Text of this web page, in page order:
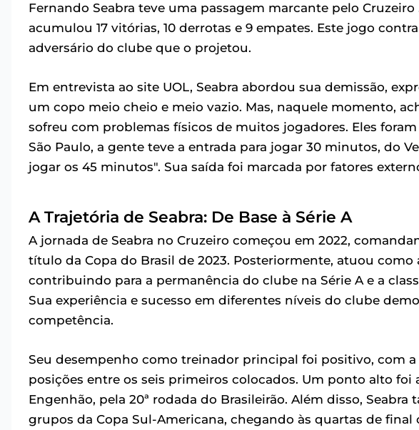
Fernando Seabra teve uma passagem marcante pelo
acumulou 17 vitórias, 10 derrotas e 9 empates. Este jogo
adversário do clube que o projetou.
Em entrevista ao site UOL, Seabra abordou sua demissão,
um copo meio cheio e meio vazio. Mas, naquele momento,
sofreu com problemas físicos de muitos jogadores. Eles
São Paulo, a gente teve a entrada para jogar 30 minutos, do
jogar os 45 minutos". Sua saída foi marcada por fatores
A Trajetória de Seabra: De Base à Série A
A jornada de Seabra no Cruzeiro começou em 2022,
título da Copa do Brasil de 2023. Posteriormente, atuou
contribuindo para a permanência do clube na Série A e a
Sua experiência e sucesso em diferentes níveis do clube
competência.
Seu desempenho como treinador principal foi positivo, com
posições entre os seis primeiros colocados. Um ponto alto foi
Engenhão, pela 20ª rodada do Brasileirão. Além disso,
grupos da Copa Sul-Americana, chegando às quartas de